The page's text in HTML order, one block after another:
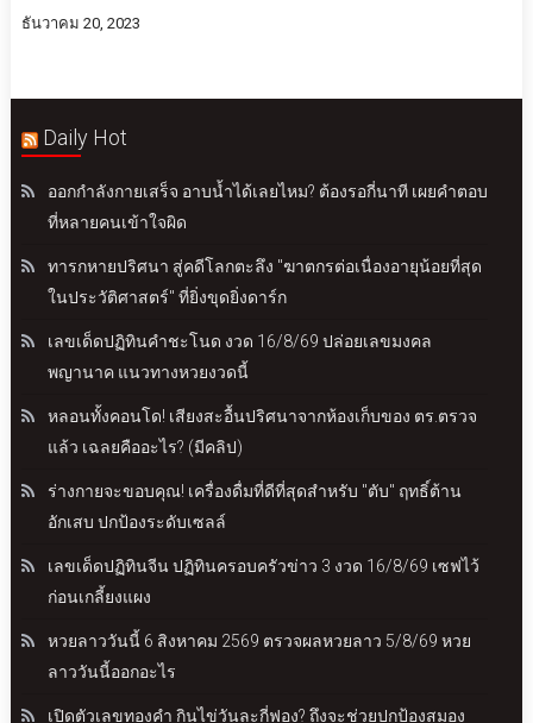
ธันวาคม 20, 2023
Daily Hot
ออกกำลังกายเสร็จ อาบน้ำได้เลยไหม? ต้องรอกี่นาที เผยคำตอบ
ที่หลายคนเข้าใจผิด
ทารกหายปริศนา สู่คดีโลกตะลึง "ฆาตกรต่อเนื่องอายุน้อยที่สุด
ในประวัติศาสตร์" ที่ยิ่งขุดยิ่งดาร์ก
เลขเด็ดปฏิทินคำชะโนด งวด 16/8/69 ปล่อยเลขมงคล
พญานาค แนวทางหวยงวดนี้
หลอนทั้งคอนโด! เสียงสะอื้นปริศนาจากห้องเก็บของ ตร.ตรวจ
แล้ว เฉลยคืออะไร? (มีคลิป)
ร่างกายจะขอบคุณ! เครื่องดื่มที่ดีที่สุดสำหรับ "ตับ" ฤทธิ์ต้าน
อักเสบ ปกป้องระดับเซลล์
เลขเด็ดปฏิทินจีน ปฏิทินครอบครัวข่าว 3 งวด 16/8/69 เซฟไว้
ก่อนเกลี้ยงแผง
หวยลาววันนี้ 6 สิงหาคม 2569 ตรวจผลหวยลาว 5/8/69 หวย
ลาววันนี้ออกอะไร
เปิดตัวเลขทองคำ กินไข่วันละกี่ฟอง? ถึงจะช่วยปกป้องสมอง